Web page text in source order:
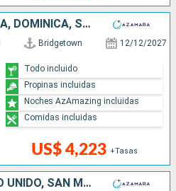
BARBADOS, SANTA LUCIA, DOMINICA, SAN MARTÍN, PUERTO RICO, ANTIGUA Y BARBUDA, REINO UNIDO, SAN VINCENT Y LAS GRANADINAS, GRENADA, TRINIDAD Y TOBAGO
Bridgetown 12/12/2027
US$ 4,223 +Tasas
Todo incluido
Propinas incluidas
Noches AzAmazing incluidas
Comidas incluidas
ESTADOS UNIDOS, REINO UNIDO, SAN MARTÍN, PUERTO RICO